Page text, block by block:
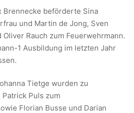
Brennecke beförderte Sina
und Martin de Jong, Sven
Rauch zum Feuerwehrmann.
1 Ausbildung im letzten Jahr
Tietge wurden zu
Puls zum
Florian Busse und Darian